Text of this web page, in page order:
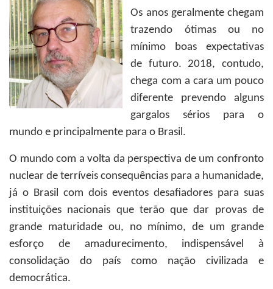
Os anos geralmente chegam
trazendo ótimas ou no
mínimo boas expectativas
de futuro. 2018, contudo,
chega com a cara um pouco
diferente prevendo alguns
gargalos sérios para o
mundo e principalmente para o Brasil.
O mundo com a volta da perspectiva de um confronto
nuclear de terríveis consequências para a humanidade,
já o Brasil com dois eventos desafiadores para suas
instituições nacionais que terão que dar provas de
grande maturidade ou, no mínimo, de um grande
esforço de amadurecimento, indispensável à
consolidação do país como nação civilizada e
democrática.